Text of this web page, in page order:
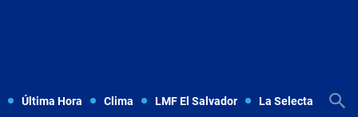
Última Hora Clima LMF El Salvador La Selecta